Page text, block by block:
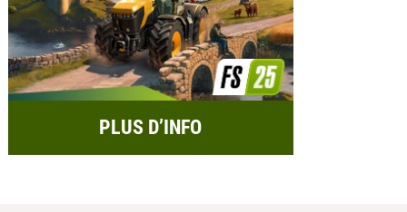
PLUS D’INFO